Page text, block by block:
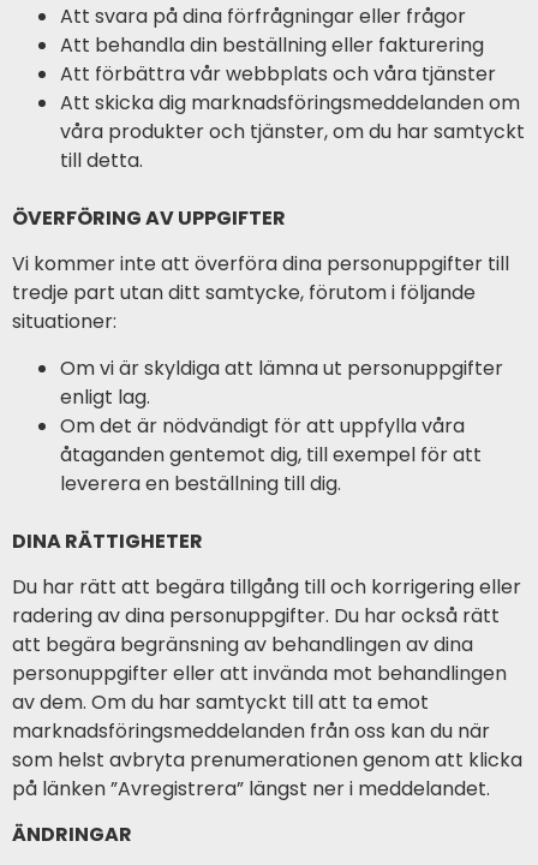
Att svara på dina förfrågningar eller frågor
Att behandla din beställning eller fakturering
Att förbättra vår webbplats och våra tjänster
Att skicka dig marknadsföringsmeddelanden om
våra produkter och tjänster, om du har samtyckt
till detta.
ÖVERFÖRING AV UPPGIFTER
Vi kommer inte att överföra dina personuppgifter till
tredje part utan ditt samtycke, förutom i följande
situationer:
Om vi är skyldiga att lämna ut personuppgifter
enligt lag.
Om det är nödvändigt för att uppfylla våra
åtaganden gentemot dig, till exempel för att
leverera en beställning till dig.
DINA RÄTTIGHETER
Du har rätt att begära tillgång till och korrigering eller
radering av dina personuppgifter. Du har också rätt
att begära begränsning av behandlingen av dina
personuppgifter eller att invända mot behandlingen
av dem. Om du har samtyckt till att ta emot
marknadsföringsmeddelanden från oss kan du när
som helst avbryta prenumerationen genom att klicka
på länken ”Avregistrera” längst ner i meddelandet.
ÄNDRINGAR